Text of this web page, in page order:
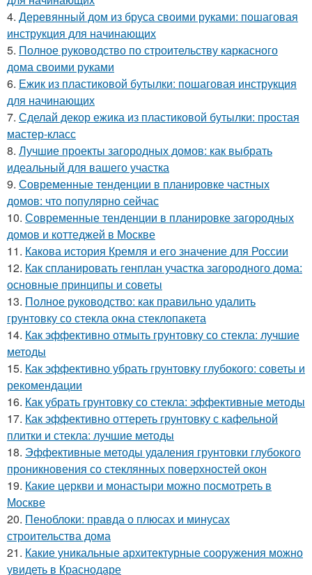
4. Деревянный дом из бруса своими руками: пошаговая
инструкция для начинающих
5. Полное руководство по строительству каркасного
дома своими руками
6. Ежик из пластиковой бутылки: пошаговая инструкция
для начинающих
7. Сделай декор ежика из пластиковой бутылки: простая
мастер-класс
8. Лучшие проекты загородных домов: как выбрать
идеальный для вашего участка
9. Современные тенденции в планировке частных
домов: что популярно сейчас
10. Современные тенденции в планировке загородных
домов и коттеджей в Москве
11. Какова история Кремля и его значение для России
12. Как спланировать генплан участка загородного дома:
основные принципы и советы
13. Полное руководство: как правильно удалить
грунтовку со стекла окна стеклопакета
14. Как эффективно отмыть грунтовку со стекла: лучшие
методы
15. Как эффективно убрать грунтовку глубокого: советы и
рекомендации
16. Как убрать грунтовку со стекла: эффективные методы
17. Как эффективно оттереть грунтовку с кафельной
плитки и стекла: лучшие методы
18. Эффективные методы удаления грунтовки глубокого
проникновения со стеклянных поверхностей окон
19. Какие церкви и монастыри можно посмотреть в
Москве
20. Пеноблоки: правда о плюсах и минусах
строительства дома
21. Какие уникальные архитектурные сооружения можно
увидеть в Краснодаре